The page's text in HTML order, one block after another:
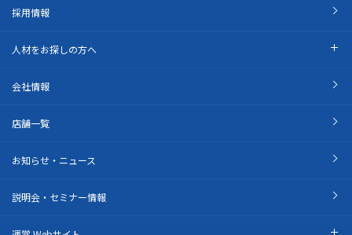
採用情報
人材をお探しの方へ
会社情報
店舗一覧
お知らせ・ニュース
説明会・セミナー情報